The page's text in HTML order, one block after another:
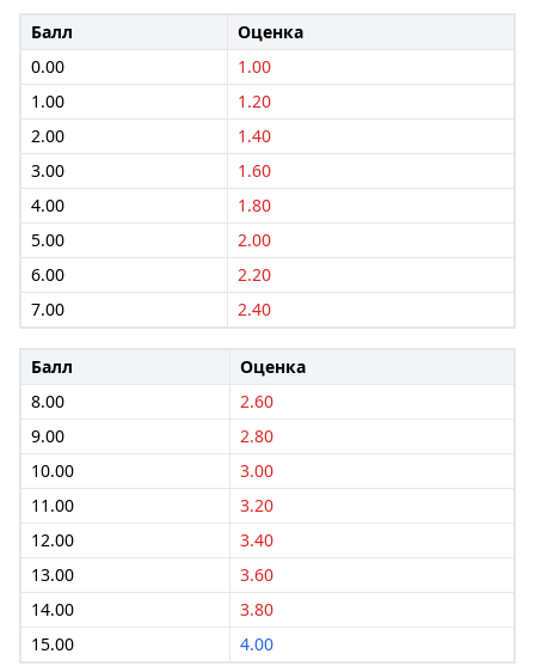
Балл
Оценка
0.00
1.00
1.00
1.20
2.00
1.40
3.00
1.60
4.00
1.80
5.00
2.00
6.00
2.20
7.00
2.40
Балл
Оценка
8.00
2.60
9.00
2.80
10.00
3.00
11.00
3.20
12.00
3.40
13.00
3.60
14.00
3.80
15.00
4.00